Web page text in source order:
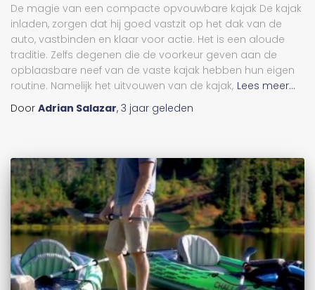
De magie van een compacte opvouwbare kajak De kajak
inladen, zorgen dat hij goed vastzit op het dak van de
auto, vastbinden en klaar voor actie. Het is een aloude
traditie. Zelfs degenen die de voorkeur geven aan de
opblaasbare neef van de vaste kajak hebben hun eigen
routine. Namelijk het uitvouwen van de kajak, Lees meer...
Door Adrian Salazar, 3 jaar geleden